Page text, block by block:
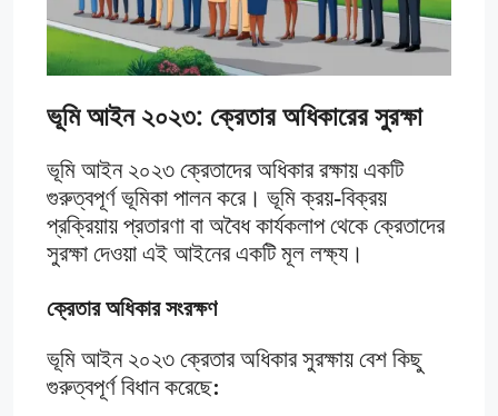
ভূমি আইন ২০২৩: ক্রেতার অধিকারের সুরক্ষা
ভূমি আইন ২০২৩ ক্রেতাদের অধিকার রক্ষায় একটি
গুরুত্বপূর্ণ ভূমিকা পালন করে। ভূমি ক্রয়-বিক্রয়
প্রক্রিয়ায় প্রতারণা বা অবৈধ কার্যকলাপ থেকে ক্রেতাদের
সুরক্ষা দেওয়া এই আইনের একটি মূল লক্ষ্য।
ক্রেতার অধিকার সংরক্ষণ
ভূমি আইন ২০২৩ ক্রেতার অধিকার সুরক্ষায় বেশ কিছু
গুরুত্বপূর্ণ বিধান করেছে: